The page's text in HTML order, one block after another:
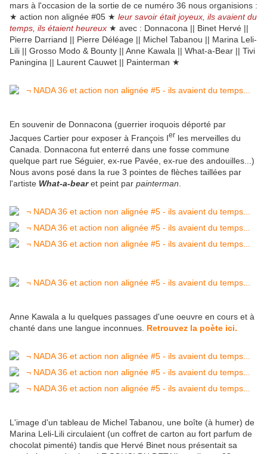
mars à l'occasion de la sortie de ce numéro 36 nous organisions :
★ action non alignée #05 ★ leur savoir était joyeux, ils avaient du
temps, ils étaient heureux ★ avec : Donnacona || Binet Hervé ||
Pierre Darriand || Pierre Déléage || Michel Tabanou || Marina Leli-
Lili || Grosso Modo & Bounty || Anne Kawala || What-a-Bear || Tivi
Paningina || Laurent Cauwet || Painterman ★
En souvenir de Donnacona (guerrier iroquois déporté par
Jacques Cartier pour exposer à François Ier les merveilles du
Canada. Donnacona fut enterré dans une fosse commune
quelque part rue Séguier, ex-rue Pavée, ex-rue des andouilles...)
Nous avons posé dans la rue 3 pointes de flèches taillées par
l'artiste What-a-bearet peint par painterman
Anne Kawala a lu quelques passages d'une oeuvre en cours et à
chanté dans une langue inconnues. Retrouvez la poète ici.
L'image d'un tableau de Michel Tabanou, une boîte (à humer) de
Marina Leli-Lili circulaient (un coffret de carton au fort parfum de
chocolat pimenté) tandis que Hervé Binet nous présentait sa